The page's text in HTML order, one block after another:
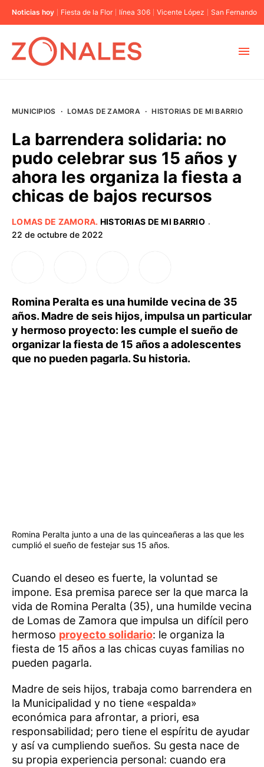
Noticias hoy Fiesta de la Flor línea 306 Vicente López San Fernando
BUENOS AIRES
PROVINCIAS
ELECCIONES 2023
MUNICIPIOS · LOMAS DE ZAMORA · HISTORIAS DE MI BARRIO
La barrendera solidaria: no
pudo celebrar sus 15 años y
ahora les organiza la fiesta a
chicas de bajos recursos
LOMAS DE ZAMORA. HISTORIAS DE MI BARRIO ·
22 de octubre de 2022
Romina Peralta es una humilde vecina de 35
años. Madre de seis hijos, impulsa un particular
y hermoso proyecto: les cumple el sueño de
organizar la fiesta de 15 años a adolescentes
que no pueden pagarla. Su historia.
Romina Peralta junto a una de las quinceañeras a las que les
cumplió el sueño de festejar sus 15 años.
Cuando el deseo es fuerte, la voluntad se
impone. Esa premisa parece ser la que marca la
vida de Romina Peralta (35), una humilde vecina
de Lomas de Zamora que impulsa un difícil pero
hermoso proyecto solidario: le organiza la
fiesta de 15 años a las chicas cuyas familias no
pueden pagarla.
Madre de seis hijos, trabaja como barrendera en
la Municipalidad y no tiene «espalda»
económica para afrontar, a priori, esa
responsabilidad; pero tiene el espíritu de ayudar
y así va cumpliendo sueños. Su gesta nace de
su propia experiencia personal: cuando era